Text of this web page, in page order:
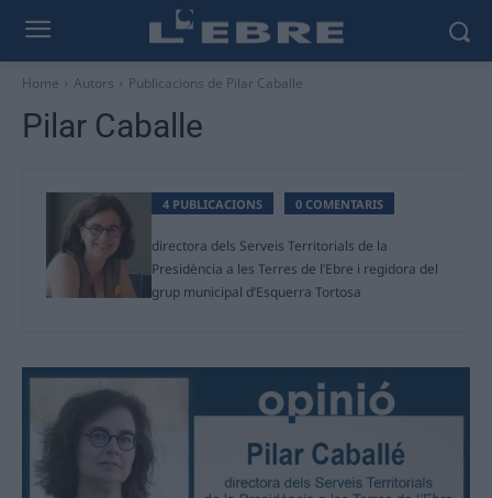
Home Autors Publicacions de Pilar Caballe
Pilar Caballe
4 PUBLICACIONS 0 COMENTARIS
directora dels Serveis Territorials de la
Presidència a les Terres de l’Ebre i regidora del
grup municipal d’Esquerra Tortosa